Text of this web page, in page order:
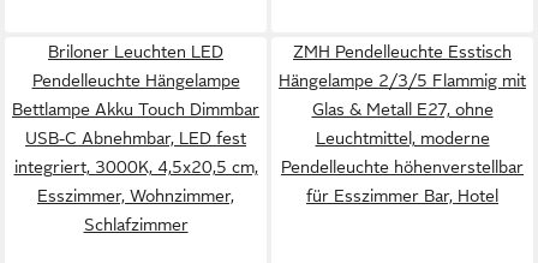
Briloner Leuchten LED
Pendelleuchte Hängelampe
Bettlampe Akku Touch Dimmbar
USB-C Abnehmbar, LED fest
integriert, 3000K, 4,5x20,5 cm,
Esszimmer, Wohnzimmer,
Schlafzimmer
ZMH Pendelleuchte Esstisch
Hängelampe 2/3/5 Flammig mit
Glas & Metall E27, ohne
Leuchtmittel, moderne
Pendelleuchte höhenverstellbar
für Esszimmer Bar, Hotel